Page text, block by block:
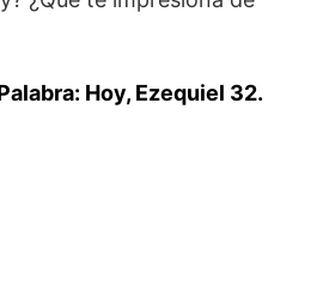
Hoy, Ezequiel 32.